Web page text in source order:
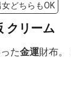
女どちらもOK
クリーム
た金運財布。